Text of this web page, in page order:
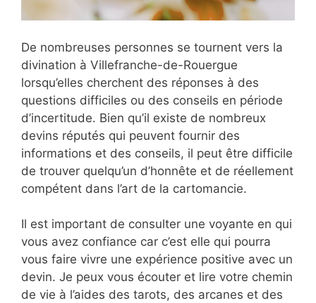
De nombreuses personnes se tournent vers la
divination à Villefranche-de-Rouergue
lorsqu’elles cherchent des réponses à des
questions difficiles ou des conseils en période
d’incertitude. Bien qu’il existe de nombreux
devins réputés qui peuvent fournir des
informations et des conseils, il peut être difficile
de trouver quelqu’un d’honnête et de réellement
compétent dans l’art de la cartomancie.
Il est important de consulter une voyante en qui
vous avez confiance car c’est elle qui pourra
vous faire vivre une expérience positive avec un
devin. Je peux vous écouter et lire votre chemin
de vie à l’aides des tarots, des arcanes et des